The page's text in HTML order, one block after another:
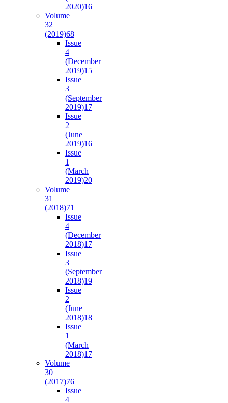
2020)16
Volume
32
(2019)68
Issue
4
(December
2019)15
Issue
3
(September
2019)17
Issue
2
(June
2019)16
Issue
1
(March
2019)20
Volume
31
(2018)71
Issue
4
(December
2018)17
Issue
3
(September
2018)19
Issue
2
(June
2018)18
Issue
1
(March
2018)17
Volume
30
(2017)76
Issue
4